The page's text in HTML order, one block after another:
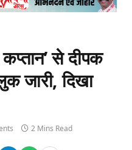
कप्तान’ से दीपक
जारी, दिखा
2 Mins Read